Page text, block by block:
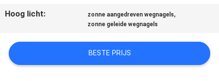
EEN
Hoog licht: zonne aangedreven wegnagels,
zonne geleide wegnagels
BESTE PRIJS